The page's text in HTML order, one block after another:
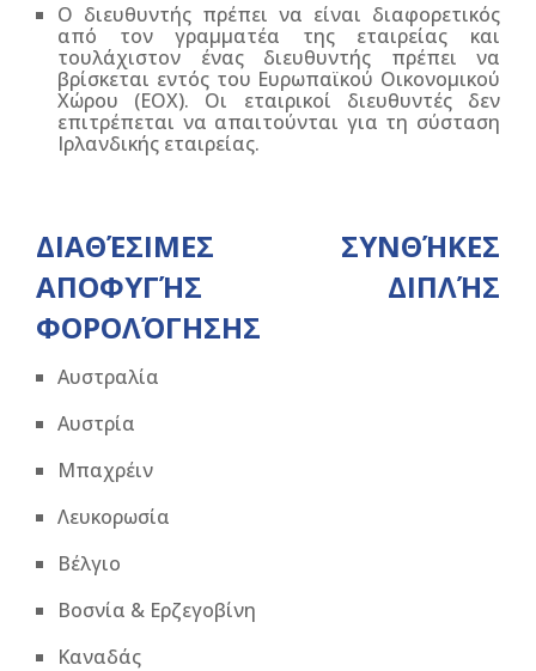
Ο διευθυντής πρέπει να είναι διαφορετικός
από τον γραμματέα της εταιρείας και
τουλάχιστον ένας διευθυντής πρέπει να
βρίσκεται εντός του Ευρωπαϊκού Οικονομικού
Χώρου (ΕΟΧ). Οι εταιρικοί διευθυντές δεν
επιτρέπεται να απαιτούνται για τη σύσταση
Ιρλανδικής εταιρείας.
ΔΙΑΘΈΣΙΜΕΣ ΣΥΝΘΉΚΕΣ
ΑΠΟΦΥΓΉΣ ΔΙΠΛΉΣ
ΦΟΡΟΛΌΓΗΣΗΣ
Αυστραλία
Αυστρία
Μπαχρέιν
Λευκορωσία
Βέλγιο
Βοσνία & Ερζεγοβίνη
Καναδάς